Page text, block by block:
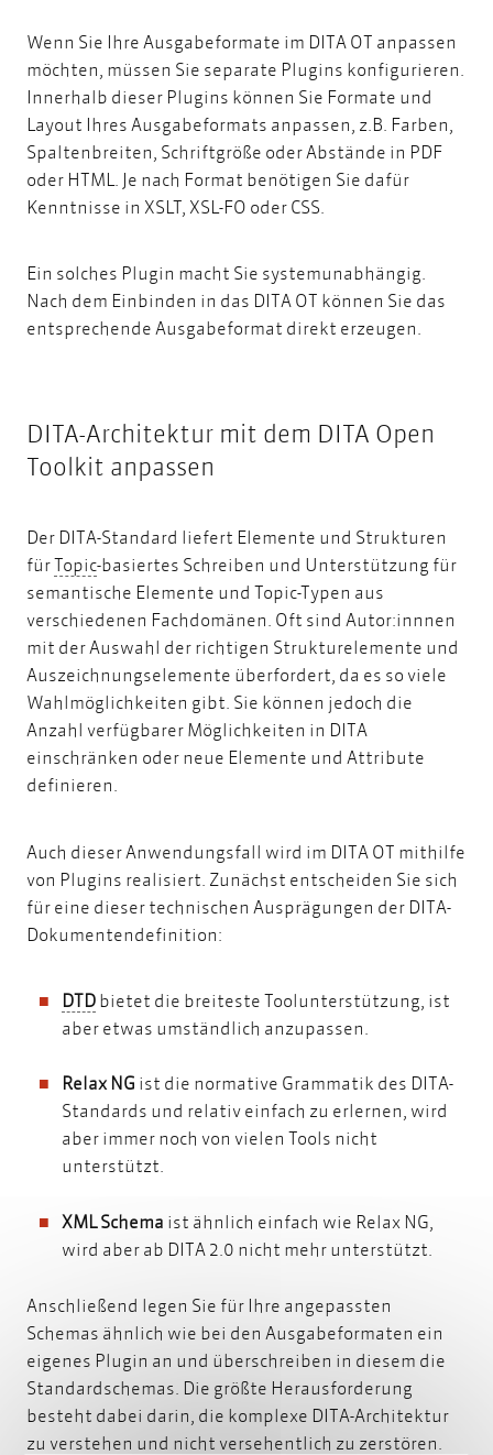
Wenn Sie Ihre Ausgabeformate im DITA OT anpassen
möchten, müssen Sie separate Plugins konfigurieren.
Innerhalb dieser Plugins können Sie Formate und
Layout Ihres Ausgabeformats anpassen, z.B. Farben,
Spaltenbreiten, Schriftgröße oder Abstände in PDF
oder HTML. Je nach Format benötigen Sie dafür
Kenntnisse in XSLT, XSL-FO oder CSS.
Ein solches Plugin macht Sie systemunabhängig.
Nach dem Einbinden in das DITA OT können Sie das
entsprechende Ausgabeformat direkt erzeugen.
DITA-Architektur mit dem DITA Open
Toolkit anpassen
Der DITA-Standard liefert Elemente und Strukturen
fürTopicTopic
-basiertes Schreiben und Unterstützung für
semantische Elemente und Topic-Typen aus
verschiedenen Fachdomänen. Oft sind Autor:innnen
mit der Auswahl der richtigen Strukturelemente und
Auszeichnungselemente überfordert, da es so viele
Wahlmöglichkeiten gibt. Sie können jedoch die
Anzahl verfügbarer Möglichkeiten in DITA
einschränken oder neue Elemente und Attribute
definieren.
Auch dieser Anwendungsfall wird im DITA OT mithilfe
von Plugins realisiert. Zunächst entscheiden Sie sich
für eine dieser technischen Ausprägungen der DITA-
Dokumentendefinition:
DTDDTD
bietet die breiteste Toolunterstützung, ist
aber etwas umständlich anzupassen.
Relax NG ist die normative Grammatik des DITA-
Standards und relativ einfach zu erlernen, wird
aber immer noch von vielen Tools nicht
unterstützt.
XML Schema ist ähnlich einfach wie Relax NG,
wird aber ab DITA 2.0 nicht mehr unterstützt.
Anschließend legen Sie für Ihre angepassten
Schemas ähnlich wie bei den Ausgabeformaten ein
eigenes Plugin an und überschreiben in diesem die
Standardschemas. Die größte Herausforderung
besteht dabei darin, die komplexe DITA-Architektur
zu verstehen und nicht versehentlich zu zerstören.